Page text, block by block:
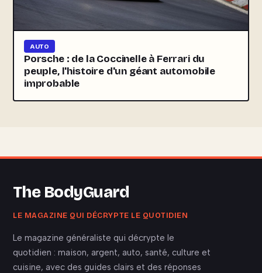
AUTO
Porsche : de la Coccinelle à Ferrari du
peuple, l'histoire d'un géant automobile
improbable
The BodyGuard
LE MAGAZINE QUI DÉCRYPTE LE QUOTIDIEN
Le magazine généraliste qui décrypte le
quotidien : maison, argent, auto, santé, culture et
cuisine, avec des guides clairs et des réponses